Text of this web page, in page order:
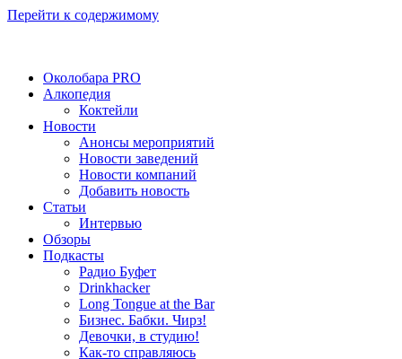
Перейти к содержимому
Околобара PRO
Алкопедия
Коктейли
Новости
Анонсы мероприятий
Новости заведений
Новости компаний
Добавить новость
Статьи
Интервью
Обзоры
Подкасты
Радио Буфет
Drinkhacker
Long Tongue at the Bar
Бизнес. Бабки. Чирз!
Девочки, в студию!
Как-то справляюсь